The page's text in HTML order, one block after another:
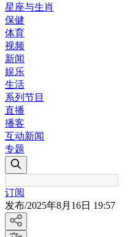
星座与生肖
保健
体育
视频
新闻
娱乐
生活
系列节目
直播
播客
互动新闻
专题
订阅
发布/2025年8月16日 19:57